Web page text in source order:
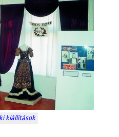
kiállítások